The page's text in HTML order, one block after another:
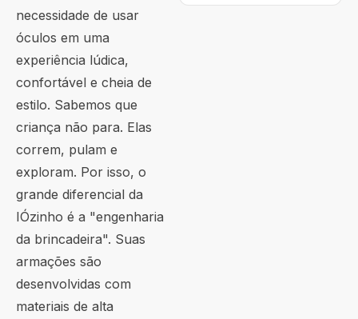
necessidade de usar
óculos em uma
experiência lúdica,
confortável e cheia de
estilo. Sabemos que
criança não para. Elas
correm, pulam e
exploram. Por isso, o
grande diferencial da
IÓzinho é a "engenharia
da brincadeira". Suas
armações são
desenvolvidas com
materiais de alta